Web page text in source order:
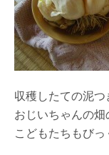
収穫したての泥つ
おじいちゃんの畑
こどもたちもびっ